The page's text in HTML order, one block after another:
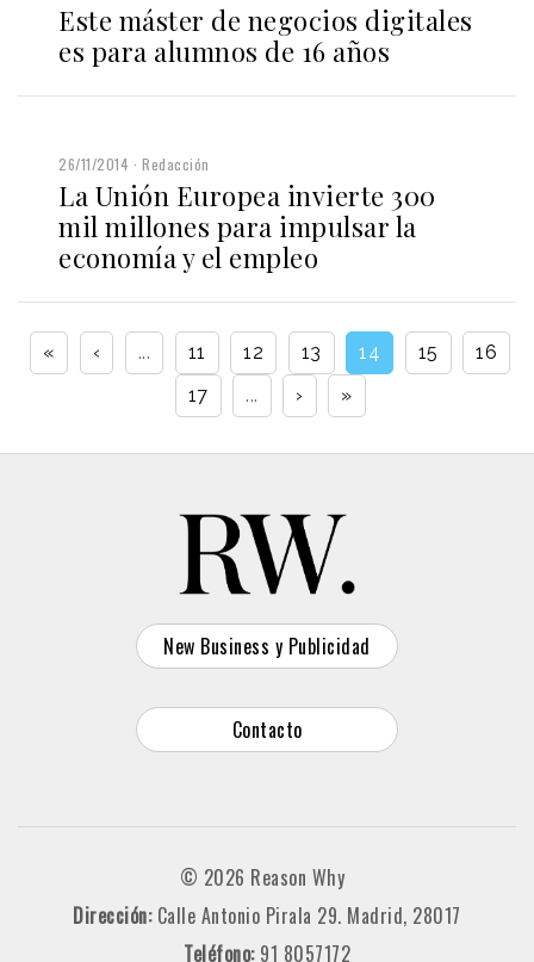
Este máster de negocios digitales
es para alumnos de 16 años
26/11/2014 Redacción
La Unión Europea invierte 300
mil millones para impulsar la
economía y el empleo
« ‹ ... 11 12 13 14 15
16
17
... › »
New Business y Publicidad
Contacto
© 2026 Reason Why
Dirección: Calle Antonio Pirala 29. Madrid, 28017
Teléfono: 91 8057172